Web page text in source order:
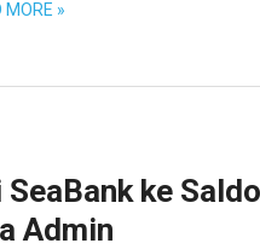
MORE »
ke Saldo
Admin